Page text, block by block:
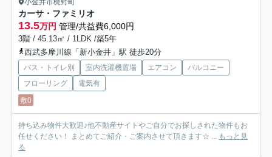
小金井市梶野町
カーサ・ファミリオ
13.5万円 管理/共益費6,000円
3階 / 45.13㎡ / 1LDK /築5年
西武多摩川線「新小金井」駅 徒歩20分
バス・トイレ別 室内洗濯機置場 エアコン
バルコニー
フローリング
電気有
敷0
持ち込み物件大歓迎♪他不動産サイトやご自分でお探しされた物件もお
任せください！ まとめてご紹介・ご案内させて頂きます☆ ... もっと見
る